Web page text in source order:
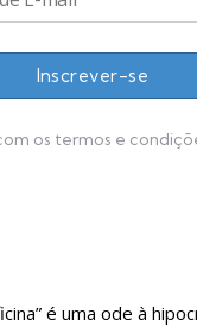
os termos e
é uma ode à